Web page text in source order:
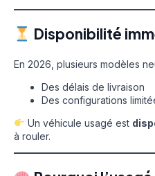
Disponibilité
En 2026, plusieurs modèles
Des délais de livraison
Des configurations
Un véhicule usagé est
à rouler.